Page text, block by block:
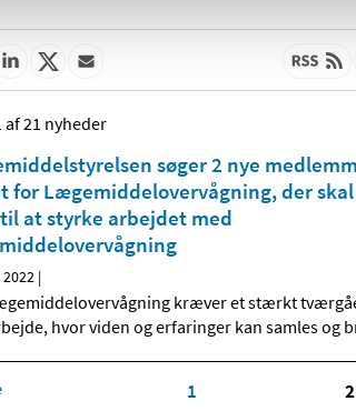
af 21 nyheder
søger 2 nye
for Lægemiddelovervågning, der
at styrke arbejdet med
|
kræver et stærkt
hvor viden og erfaringer kan samles og
1 2